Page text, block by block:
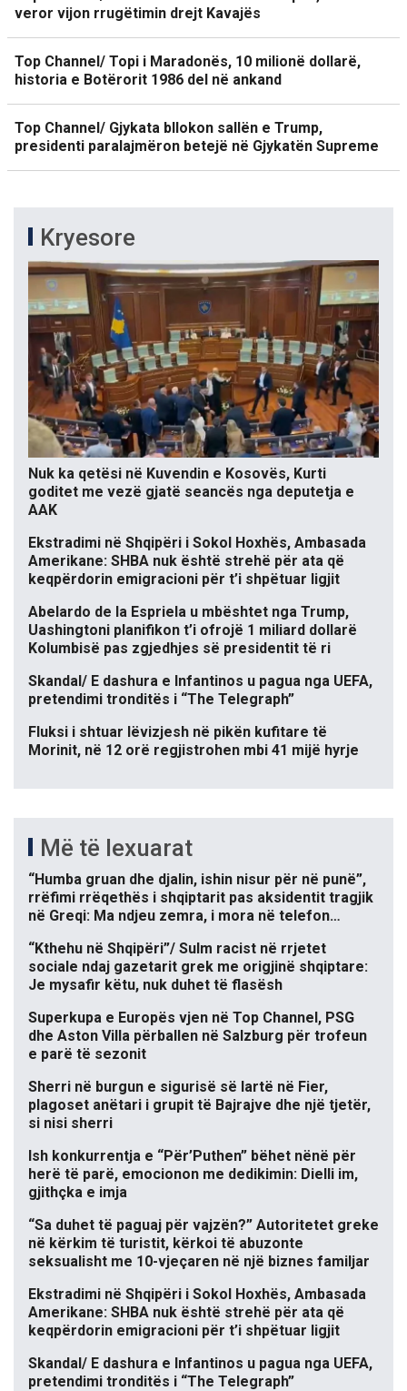
veror vijon rrugëtimin drejt Kavajës
Top Channel/ Topi i Maradonës, 10 milionë dollarë,
historia e Botërorit 1986 del në ankand
Top Channel/ Gjykata bllokon sallën e Trump,
presidenti paralajmëron betejë në Gjykatën Supreme
Kryesore
Nuk ka qetësi në Kuvendin e Kosovës, Kurti
goditet me vezë gjatë seancës nga deputetja e
AAK
Ekstradimi në Shqipëri i Sokol Hoxhës, Ambasada
Amerikane: SHBA nuk është strehë për ata që
keqpërdorin emigracioni për t’i shpëtuar ligjit
Abelardo de la Espriela u mbështet nga Trump,
Uashingtoni planifikon t’i ofrojë 1 miliard dollarë
Kolumbisë pas zgjedhjes së presidentit të ri
Skandal/ E dashura e Infantinos u pagua nga UEFA,
pretendimi tronditës i “The Telegraph”
Fluksi i shtuar lëvizjesh në pikën kufitare të
Morinit, në 12 orë regjistrohen mbi 41 mijë hyrje
Më të lexuarat
“Humba gruan dhe djalin, ishin nisur për në punë”,
rrëfimi rrëqethës i shqiptarit pas aksidentit tragjik
në Greqi: Ma ndjeu zemra, i mora në telefon…
“Kthehu në Shqipëri”/ Sulm racist në rrjetet
sociale ndaj gazetarit grek me origjinë shqiptare:
Je mysafir këtu, nuk duhet të flasësh
Superkupa e Europës vjen në Top Channel, PSG
dhe Aston Villa përballen në Salzburg për trofeun
e parë të sezonit
Sherri në burgun e sigurisë së lartë në Fier,
plagoset anëtari i grupit të Bajrajve dhe një tjetër,
si nisi sherri
Ish konkurrentja e “Për’Puthen” bëhet nënë për
herë të parë, emocionon me dedikimin: Dielli im,
gjithçka e imja
“Sa duhet të paguaj për vajzën?” Autoritetet greke
në kërkim të turistit, kërkoi të abuzonte
seksualisht me 10-vjeçaren në një biznes familjar
Ekstradimi në Shqipëri i Sokol Hoxhës, Ambasada
Amerikane: SHBA nuk është strehë për ata që
keqpërdorin emigracioni për t’i shpëtuar ligjit
Skandal/ E dashura e Infantinos u pagua nga UEFA,
pretendimi tronditës i “The Telegraph”